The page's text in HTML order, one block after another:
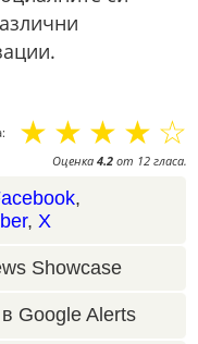
☆
☆
☆
☆
☆
Оценка 4.2 от 12 гласа.
,
, X
Showcase
Google Alerts